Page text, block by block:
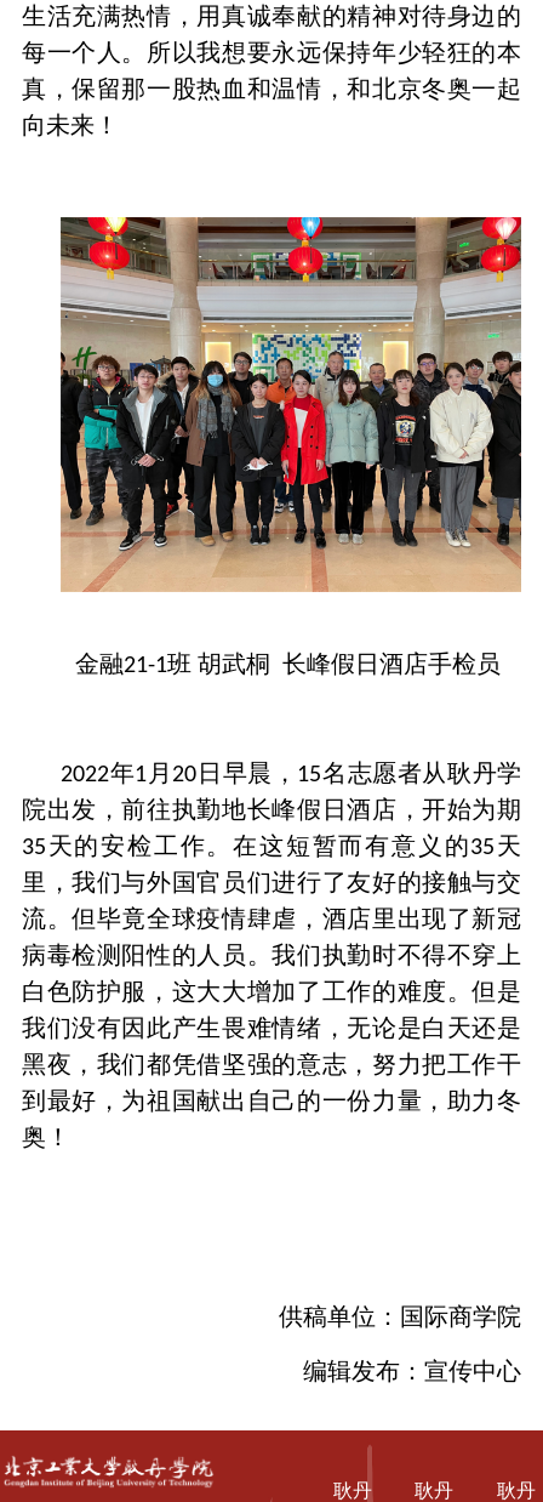
生活充满热情，用真诚奉献的精神对待身边的
每一个人。所以我想要永远保持年少轻狂的本
真，保留那一股热血和温情，和北京冬奥一起
向未来！
金融21-1班 胡武桐 长峰假日酒店手检员
2022年1 月 20 日早晨， 15名志愿者从耿丹学
院出发，前往执勤地长峰假日酒店，开始为期
35 天的安检工作。在这短暂而有意义的35 天
里，我们与外国官员们进行了友好的接触与交
流。但毕竟全球疫情肆虐，酒店里出现了新冠
病毒检测阳性的人员。我们执勤时不得不穿上
白色防护服，这大大增加了工作的难度。但是
我们没有因此产生畏难情绪，无论是白天还是
黑夜，我们都凭借坚强的意志，努力把工作干
到最好，为祖国献出自己的一份力量，助力冬
奥！
供稿单位：国际商学院
编辑发布：宣传中心
耿丹
耿丹
耿丹